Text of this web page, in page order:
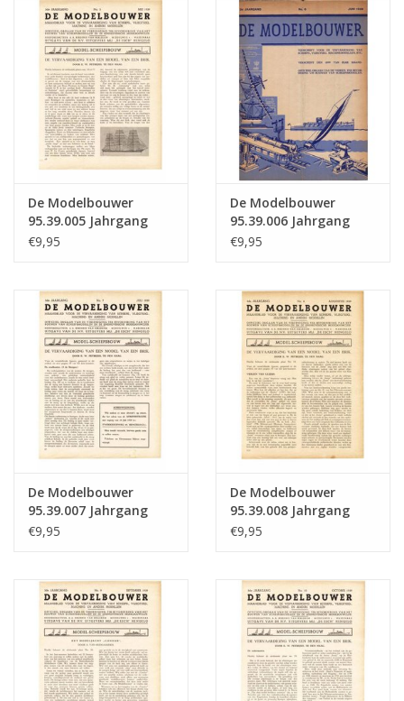
De Modelbouwer
95.39.005 Jahrgang
"Der Modellbauer"
€9,95
De Modelbouwer
95.39.006 Jahrgang
"Der Modellbauer"
€9,95
De Modelbouwer
95.39.007 Jahrgang
"Der Modellbauer"
€9,95
De Modelbouwer
95.39.008 Jahrgang
"Der Modellbauer"
€9,95